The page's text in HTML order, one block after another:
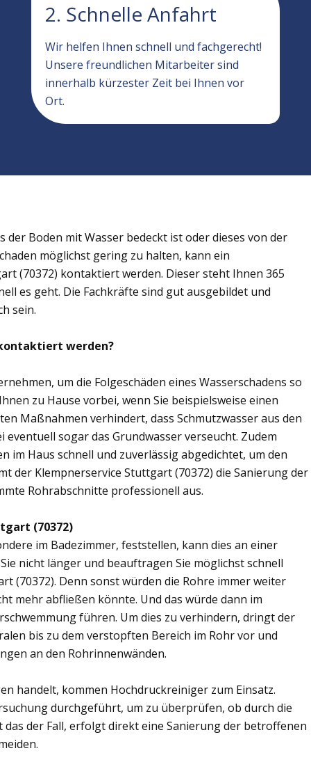
2. Schnelle Anfahrt
Wir helfen Ihnen schnell und fachgerecht!
Unsere freundlichen Mitarbeiter sind
innerhalb kürzester Zeit bei Ihnen vor
Ort.
der Boden mit Wasser bedeckt ist oder dieses von der
möglichst gering zu halten, kann ein
(70372) kontaktiert werden. Dieser steht Ihnen 365
es geht. Die Fachkräfte sind gut ausgebildet und
sein.
werden?
um die Folgeschäden eines Wasserschadens so
zu Hause vorbei, wenn Sie beispielsweise einen
Maßnahmen verhindert, dass Schmutzwasser aus den
sogar das Grundwasser verseucht. Zudem
im Haus schnell und zuverlässig abgedichtet, um den
der Klempnerservice Stuttgart (70372) die Sanierung der
Rohrabschnitte professionell aus.
(70372)
im Badezimmer, feststellen, kann dies an einer
nicht länger und beauftragen Sie möglichst schnell
(70372). Denn sonst würden die Rohre immer weiter
mehr abfließen könnte. Und das würde dann im
führen. Um dies zu verhindern, dringt der
bis zu dem verstopften Bereich im Rohr vor und
an den Rohrinnenwänden.
handelt, kommen Hochdruckreiniger zum Einsatz.
durchgeführt, um zu überprüfen, ob durch die
der Fall, erfolgt direkt eine Sanierung der betroffenen